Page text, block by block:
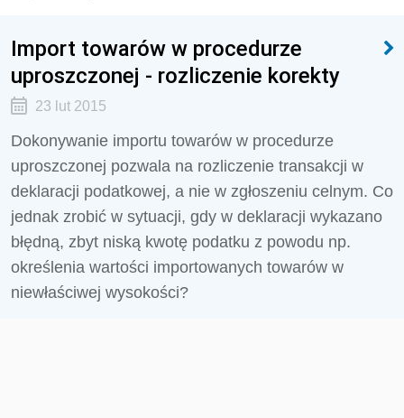
Import towarów w procedurze
uproszczonej - rozliczenie korekty
23 lut 2015
Dokonywanie importu towarów w procedurze
uproszczonej pozwala na rozliczenie transakcji w
deklaracji podatkowej, a nie w zgłoszeniu celnym. Co
jednak zrobić w sytuacji, gdy w deklaracji wykazano
błędną, zbyt niską kwotę podatku z powodu np.
określenia wartości importowanych towarów w
niewłaściwej wysokości?